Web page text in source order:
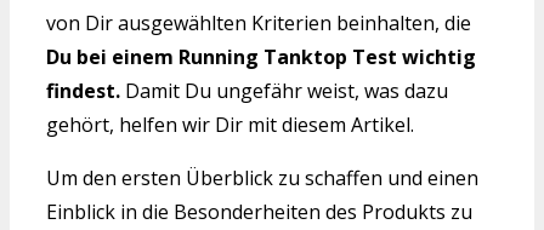
von Dir ausgewählten Kriterien beinhalten, die
Du bei einem Running Tanktop Test wichtig
findest. Damit Du ungefähr weist, was dazu
gehört, helfen wir Dir mit diesem Artikel.
Um den ersten Überblick zu schaffen und einen
Einblick in die Besonderheiten des Produkts zu